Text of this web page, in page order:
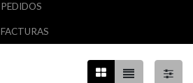
PEDIDOS
FACTURAS